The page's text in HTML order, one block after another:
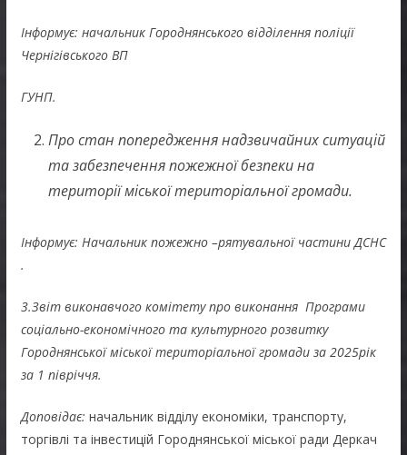
Інформує: начальник Городнянського відділення поліції
Чернігівського ВП
ГУНП.
Про стан попередження надзвичайних ситуацій
та забезпечення пожежної безпеки на
території міської територіальної громади.
Інформує: Начальник пожежно –рятувальної частини ДСНС
.
3.Звіт виконавчого комітету про виконання Програми
соціально-економічного та культурного розвитку
Городнянської міської територіальної громади за 2025рік
за 1 півріччя.
Доповідає: начальник відділу економіки, транспорту,
торгівлі та інвестицій Городнянської міської ради Деркач